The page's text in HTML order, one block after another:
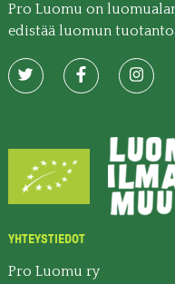
Pro Luomu on
edistää luomun
YHTEYSTIEDOT
Pro Luomu ry